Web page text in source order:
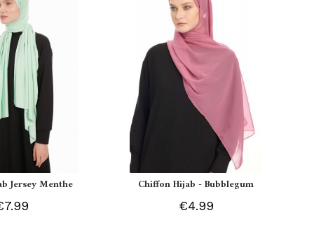
Jersey Menthe Chiffon Hijab - Bubblegum
€4.99